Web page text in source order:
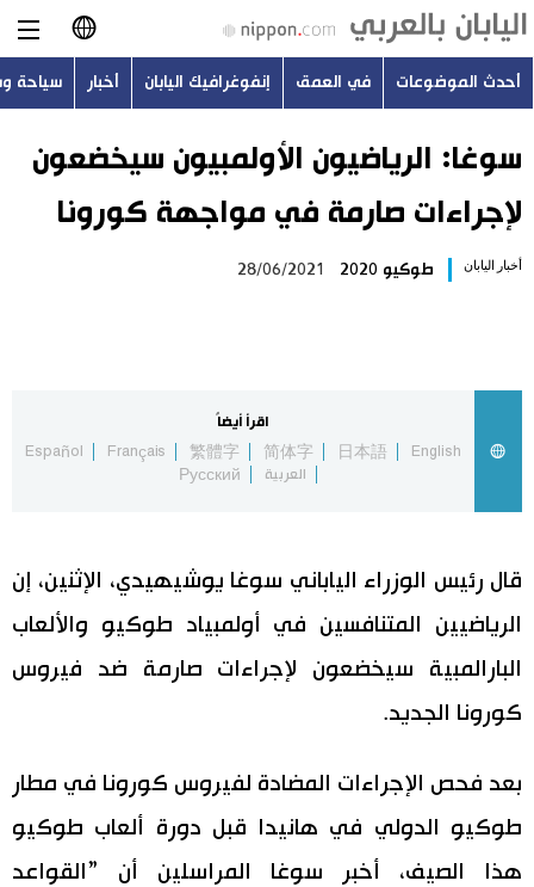
日本語
English
简体字
Русский
أحدث الموضوعات
اليابان في فيديو
مانغا وأنيمي
علوم وتكنولوجيا
الأقسام
صور
الأكثر تفاعلا
أحدث الموضوعات في العمق إنفوغرافيك اليابان أخبار سياحة
سوغا: الرياضيون الأولمبيون سيخضعون
لإجراءات صارمة في مواجهة كورونا
أخبار اليابان طوكيو 2020 28/06/2021
اقرأ أيضاً
English
日本語
简体字
繁體字
Français
Español
العربية
Русский
قال رئيس الوزراء الياباني سوغا يوشيهيدي، الإثنين، إن
الرياضيين المتنافسين في أولمبياد طوكيو والألعاب
البارالمبية سيخضعون لإجراءات صارمة ضد فيروس
كورونا الجديد.
بعد فحص الإجراءات المضادة لفيروس كورونا في مطار
طوكيو الدولي في هانيدا قبل دورة ألعاب طوكيو
هذا الصيف، أخبر سوغا المراسلين أن ”القواعد